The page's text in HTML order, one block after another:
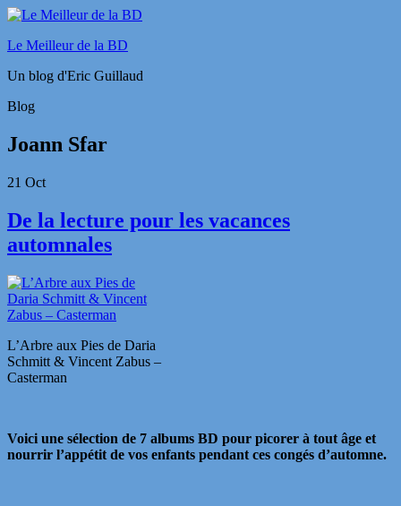
Le Meilleur de la BD
Un blog d'Eric Guillaud
Blog
Joann Sfar
21 Oct
De la lecture pour les vacances
automnales
L’Arbre aux Pies de Daria
Schmitt & Vincent Zabus –
Casterman
Voici une sélection de 7 albums BD pour picorer à tout âge et
nourrir l’appétit de vos enfants pendant ces congés d’automne.